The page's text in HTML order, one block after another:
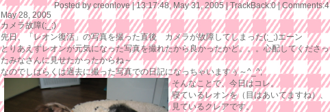
Posted by creonlove |13:17:48, May 31, 2005|TrackBack:0|Comments:4
May 28, 2005
カメラ故障(;_;)
先日、「レオン復活」の写真を撮った直後 カメラが故障してしまった(;_;)エーン
とりあえずレオンが元気になった写真を撮れたから良かったかど。。。心配してくださっ
たみなさんに見せたかったからね～
なのでしばらくは過去に撮った写真での日記になっちゃいますぅ～^_^;
そんなことで、今日はコレ。
寝ているレオンを（目はあいてますね）、
見ているクレアです。